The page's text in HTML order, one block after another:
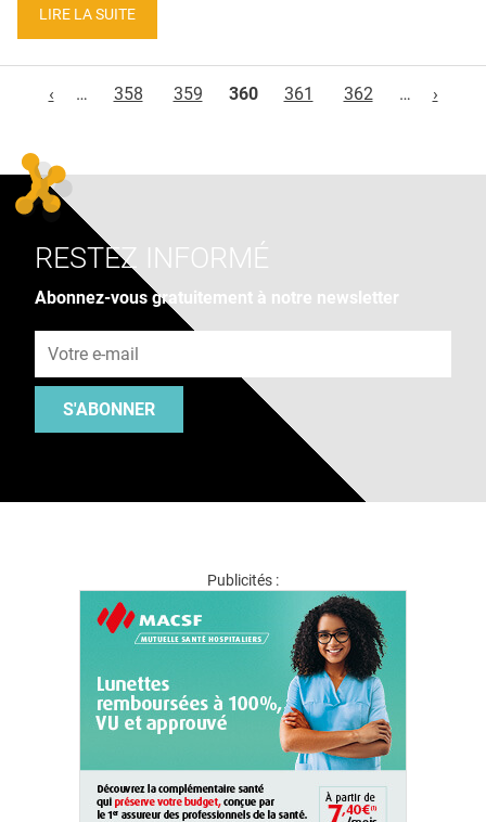
LIRE LA SUITE
‹
… 358 359 360 361 362 … ›
RESTEZ INFORMÉ
Abonnez-vous gratuitement à notre newsletter
S'ABONNER
Publicités :